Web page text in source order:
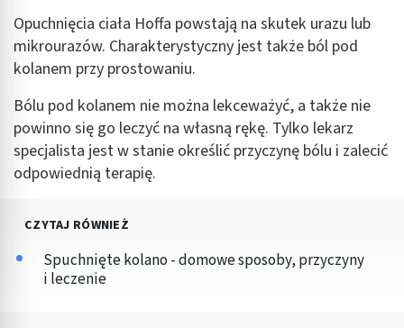
Opuchnięcia ciała Hoffa powstają na skutek urazu lub
mikrourazów. Charakterystyczny jest także ból pod
kolanem przy prostowaniu.
Bólu pod kolanem nie można lekceważyć, a także nie
powinno się go leczyć na własną rękę. Tylko lekarz
specjalista jest w stanie określić przyczynę bólu i zalecić
odpowiednią terapię.
CZYTAJ RÓWNIEŻ
Spuchnięte kolano - domowe sposoby, przyczyny
i leczenie